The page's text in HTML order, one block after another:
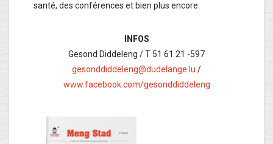
santé, des conférences et bien plus encore.
INFOS
Gesond Diddeleng / T 51 61 21 -597
gesonddiddeleng@dudelange.lu /
www.facebook.com/gesonddiddeleng